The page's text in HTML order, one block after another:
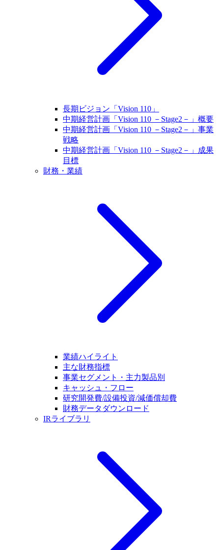
長期ビジョン「Vision 110」
中期経営計画「Vision 110 －Stage2－」概要
中期経営計画「Vision 110 －Stage2－」事業
戦略
中期経営計画「Vision 110 －Stage2－」成果
目標
財務・業績
業績ハイライト
主な財務指標
事業セグメント・主力製品別
キャッシュ・フロー
研究開発費/設備投資/減価償却費
財務データダウンロード
IRライブラリ